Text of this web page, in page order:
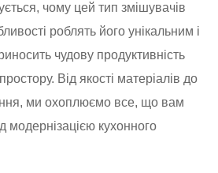
чому цей тип змішувачів
роблять його унікальним і
чудову продуктивність
Від якості матеріалів до
ми охоплюємо все, що вам
модернізацією кухонного